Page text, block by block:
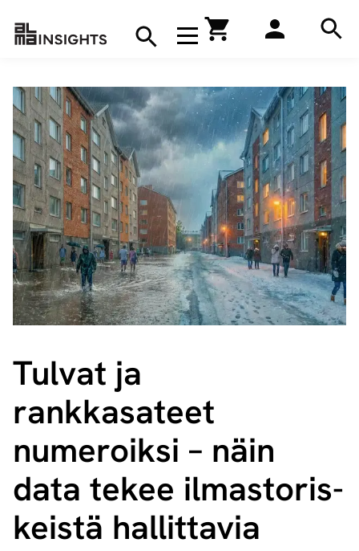
Avaa navigaatio
Hae
Tulvat ja
rankkasateet
numeroiksi – näin
data tekee il­mas­to­ris­
keis­tä hallittavia